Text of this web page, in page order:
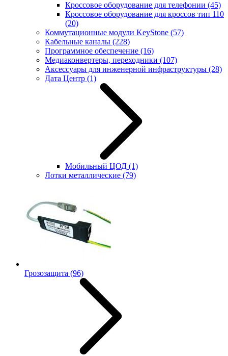
Кроссовое оборудование для телефонии (45)
Кроссовое оборудование для кроссов тип 110
(20)
Коммутационные модули KeyStone (57)
Кабельные каналы (228)
Программное обеспечение (16)
Медиаконвертеры, переходники (107)
Аксессуары для инженерной инфраструктуры (28)
Дата Центр (1)
Мобильный ЦОД (1)
Лотки металлические (79)
Грозозащита (96)